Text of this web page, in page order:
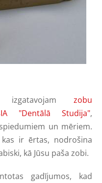
zobu
"Dentālā Studija",
un mēriem.
ir ērtas, nodrošina
kā Jūsu paša zobi.
gadījumos, kad